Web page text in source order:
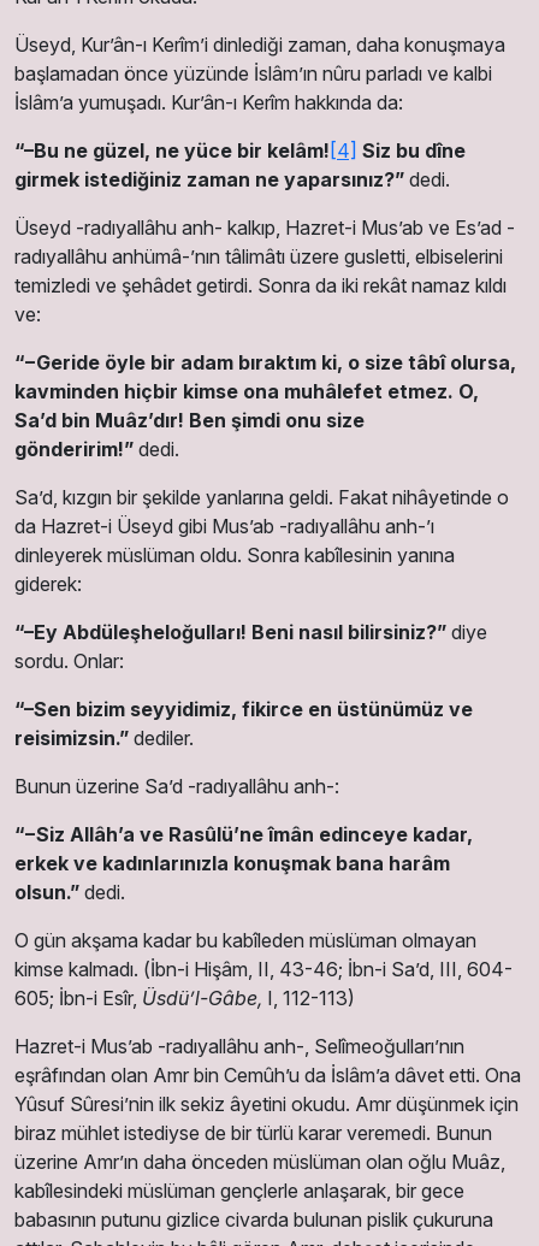
Üseyd, Kur’ân-ı Kerîm’i dinlediği zaman, daha konuşmaya
başlamadan önce yüzünde İslâm’ın nûru parladı ve kalbi
İslâm’a yumuşadı. Kur’ân-ı Kerîm hakkında da:
“–Bu ne güzel, ne yüce bir kelâm! [4] Siz bu dîne
girmek istediğiniz zaman ne yaparsınız?” dedi.
Üseyd -radıyallâhu anh- kalkıp, Hazret-i Mus’ab ve Es’ad -
radıyallâhu anhümâ-’nın tâlimâtı üzere gusletti, elbiselerini
temizledi ve şehâdet getirdi. Sonra da iki rekât namaz kıldı
ve:
“−Geride öyle bir adam bıraktım ki, o size tâbî olursa,
kavminden hiçbir kimse ona muhâlefet etmez. O,
Sa’d bin Muâz’dır! Ben şimdi onu size
gönderirim!” dedi.
Sa’d, kızgın bir şekilde yanlarına geldi. Fakat nihâyetinde o
da Hazret-i Üseyd gibi Mus’ab -radıyallâhu anh-’ı
dinleyerek müslüman oldu. Sonra kabîlesinin yanına
giderek:
“–Ey Abdüleşheloğulları! Beni nasıl bilirsiniz?” diye
sordu. Onlar:
“–Sen bizim seyyidimiz, fikirce en üstünümüz ve
reisimizsin.” dediler.
Bunun üzerine Sa’d -radıyallâhu anh-:
“−Siz Allâh’a ve Rasûlü’ne îmân edinceye kadar,
erkek ve kadınlarınızla konuşmak bana harâm
olsun.” dedi.
O gün akşama kadar bu kabîleden müslüman olmayan
kimse kalmadı. (İbn-i Hişâm, II, 43-46; İbn-i Sa’d, III, 604-
605; İbn-i Esîr, Üsdü’l-Gâbe, I, 112-113)
Hazret-i Mus’ab -radıyallâhu anh-, Selîmeoğulları’nın
eşrâfından olan Amr bin Cemûh’u da İslâm’a dâvet etti. Ona
Yûsuf Sûresi’nin ilk sekiz âyetini okudu. Amr düşünmek için
biraz mühlet istediyse de bir türlü karar veremedi. Bunun
üzerine Amr’ın daha önceden müslüman olan oğlu Muâz,
kabîlesindeki müslüman gençlerle anlaşarak, bir gece
babasının putunu gizlice civarda bulunan pislik çukuruna